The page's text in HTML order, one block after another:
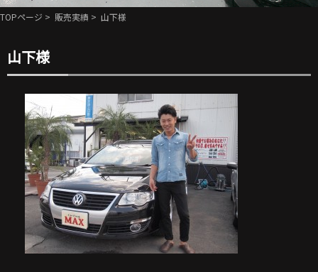
TOPページ > 販売実績 > 山下様
山下様